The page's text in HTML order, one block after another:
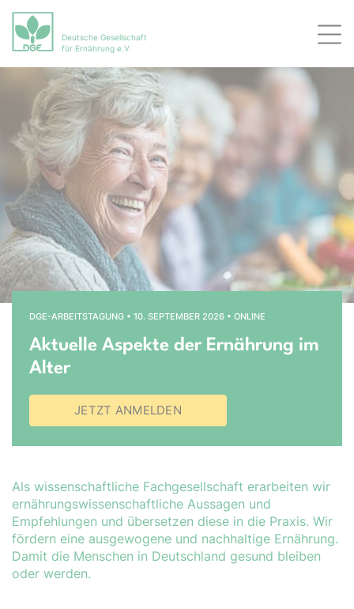
Deutsche Gesellschaft
für Ernährung e.V.
Startseite
Bühnenslider überspringen
DGE-ARBEITSTAGUNG • 10. SEPTEMBER 2026 • ONLINE
Aktuelle Aspekte der Ernährung im
Alter
JETZT ANMELDEN
Als wissenschaftliche Fachgesellschaft erarbeiten wir
er­nähr­ungs­wis­sen­schaft­liche Aussagen und
Empfehlungen und übersetzen diese in die Praxis. Wir
fördern eine ausgewogene und nachhaltige Ernährung.
Damit die Menschen in Deutschland gesund bleiben
oder werden.